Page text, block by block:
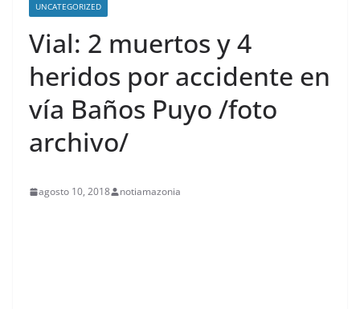
UNCATEGORIZED
Vial: 2 muertos y 4
heridos por accidente en
vía Baños Puyo /foto
archivo/
agosto 10, 2018 notiamazonia